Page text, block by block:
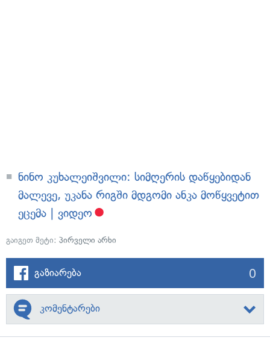
ნინო კუხალეიშვილი: სიმღერის დაწყებიდან
მალევე, უკანა რიგში მდგომი ანკა მოწყვეტით
ეცემა | ვიდეო
გაიგეთ მეტი: პირველი არხი
გაზიარება 0
კომენტარები